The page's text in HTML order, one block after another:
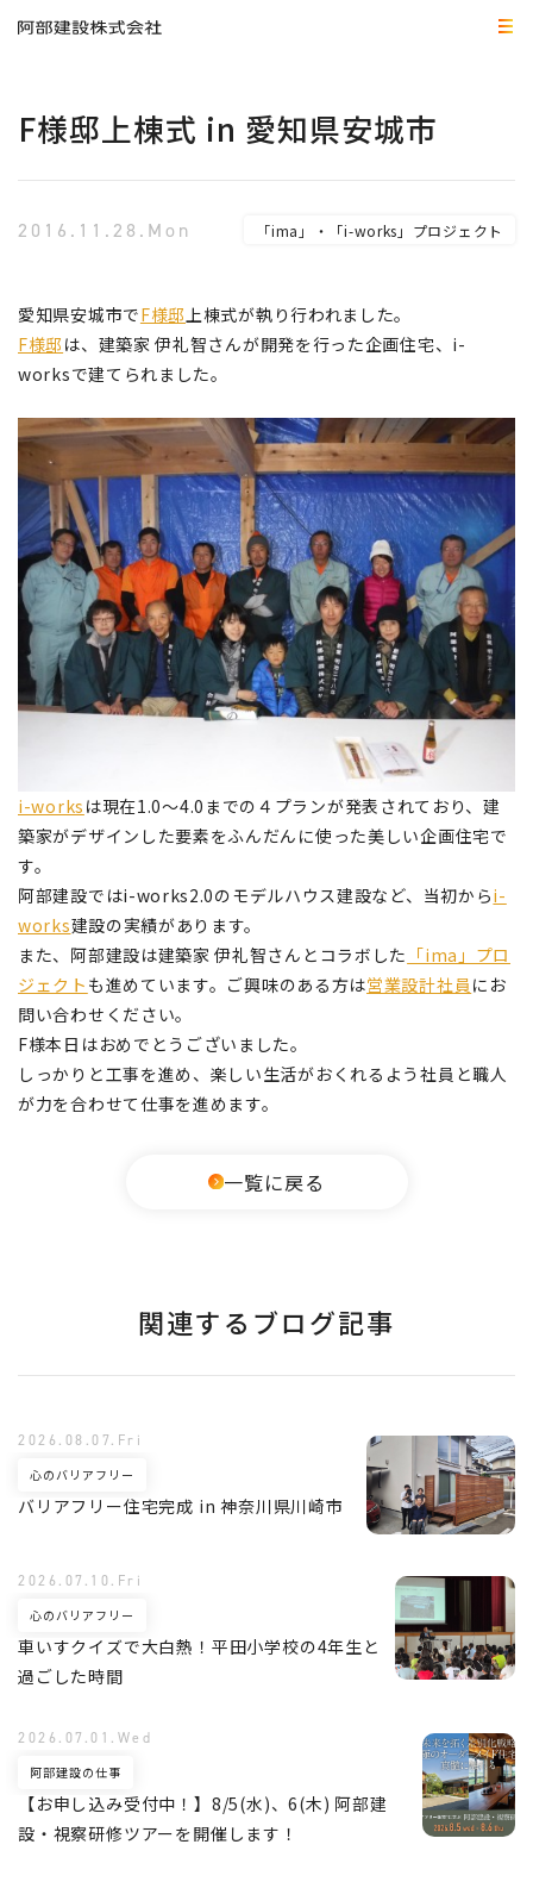
F様邸上棟式 in 愛知県安城市
2016.11.28.Mon 「ima」・「i-works」プロジェクト
愛知県安城市でF様邸上棟式が執り行われました。
F様邸 は、建築家 伊礼智さんが開発を行った企画住宅、i-
worksで建てられました。
i-works は現在1.0～4.0までの４プランが発表されており、建
築家がデザインした要素をふんだんに使った美しい企画住宅で
す。
阿部建設ではi-works2.0のモデルハウス建設など、当初からi-
works建設の実績があります。
また、阿部建設は建築家 伊礼智さんとコラボした 「ima」プロ
ジェクト も進めています。ご興味のある方は営業設計社員 にお
問い合わせください。
F様本日はおめでとうございました。
しっかりと工事を進め、楽しい生活がおくれるよう社員と職人
が力を合わせて仕事を進めます。
一覧に戻る
関連するブログ記事
バリアフリー住宅完成 in 神奈川県川崎市
心のバリアフリー
2026.08.07.Fri
車いすクイズで大白熱！平田小学校の4年生と
過ごした時間
心のバリアフリー
2026.07.10.Fri
【お申し込み受付中！】8/5(水)、6(木) 阿部建
設・視察研修ツアーを開催します！
阿部建設の仕事
2026.07.01.Wed